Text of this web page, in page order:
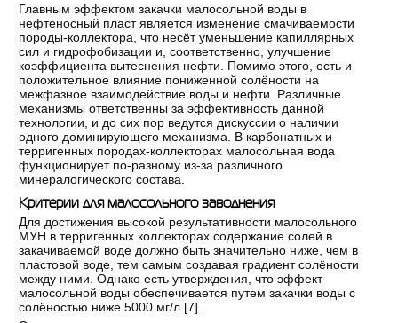
Главным эффектом закачки малосольной воды в
нефтеносный пласт является изменение смачиваемости
породы-коллектора, что несёт уменьшение капиллярных
сил и гидрофобизации и, соответственно, улучшение
коэффициента вытеснения нефти. Помимо этого, есть и
положительное влияние пониженной солёности на
межфазное взаимодействие воды и нефти. Различные
механизмы ответственны за эффективность данной
технологии, и до сих пор ведутся дискуссии о наличии
одного доминирующего механизма. В карбонатных и
терригенных породах-коллекторах малосольная вода
функционирует по-разному из-за различного
минералогического состава.
Критерии для малосольного заводнения
Для достижения высокой результативности малосольного
МУН в терригенных коллекторах содержание солей в
закачиваемой воде должно быть значительно ниже, чем в
пластовой воде, тем самым создавая градиент солёности
между ними. Однако есть утверждения, что эффект
малосольной воды обеспечивается путем закачки воды с
солёностью ниже 5000 мг/л [7].